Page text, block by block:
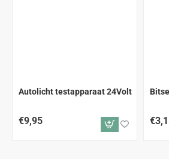
Autolicht testapparaat 24Volt
€9,95